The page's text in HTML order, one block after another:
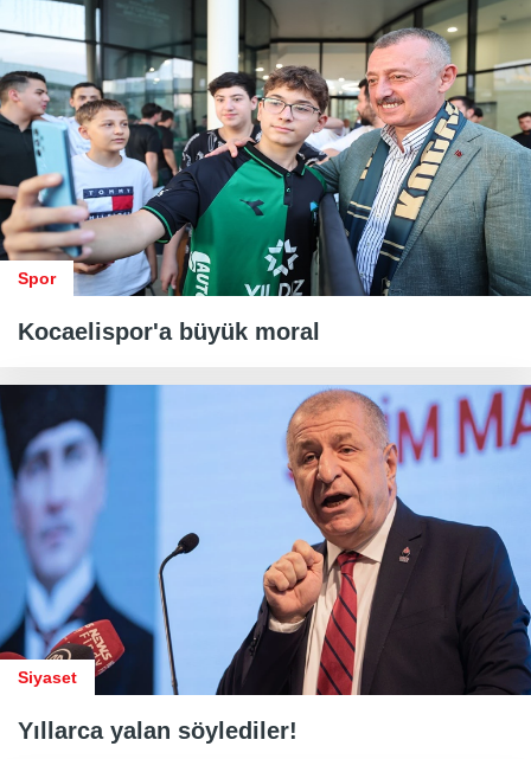
Spor
Kocaelispor'a büyük moral
Siyaset
Yıllarca yalan söylediler!